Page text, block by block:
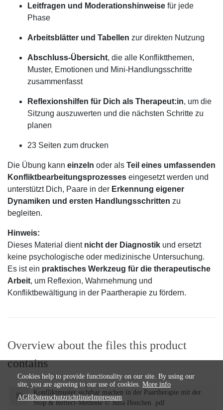
Leitfragen und Moderationshinweise für jede
Phase
Arbeitsblätter und Tabellen zur direkten Nutzung
Abschluss-Übersicht, die alle Konfliktthemen,
Muster, Emotionen und Mini-Handlungsschritte
zusammenfasst
Reflexionshilfen für Dich als Therapeut:in, um die
Sitzung auszuwerten und die nächsten Schritte zu
planen
23 Seiten zum drucken
Die Übung kann einzeln oder als Teil eines umfassenden
Konfliktbearbeitungsprozesses eingesetzt werden und
unterstützt Dich, Paare in der Erkennung eigener
Dynamiken und ersten Handlungsschritten zu
begleiten.
Hinweis:
Dieses Material dient nicht der Diagnostik und ersetzt
keine psychologische oder medizinische Untersuchung.
Es ist ein praktisches Werkzeug für die therapeutische
Arbeit, um Reflexion, Wahrnehmung und
Konfliktbewältigung in der Paartherapie zu fördern.
Overview about the files this product
contains
Konfliktmuster sichtbar machen in der Paartherapie mit der
Stop & Reflect-Methode © Julia Henchen .pdf
Cookies help to provide functionality on our site. By using our
site, you are agreeing to our use of cookies. More info
AGBDatenschutzrichtlinieImpressum